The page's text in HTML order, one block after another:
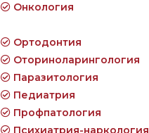
Онкология
Ортодонтия
Оториноларингология
Паразитология
Педиатрия
Профпатология
Психиатрия-наркология